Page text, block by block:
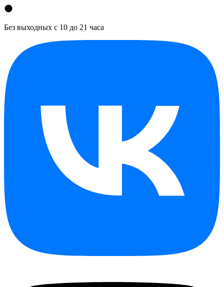
Без выходных с 10 до 21 часа